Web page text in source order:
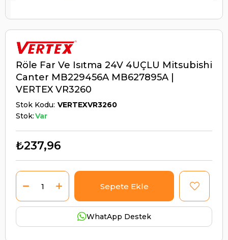
Röle Far Ve Isıtma 24V 4UÇLU Mitsubishi
Canter MB229456A MB627895A |
VERTEX VR3260
Stok Kodu VERTEXVR3260
Stok:Var
₺237,96
WhatApp Destek